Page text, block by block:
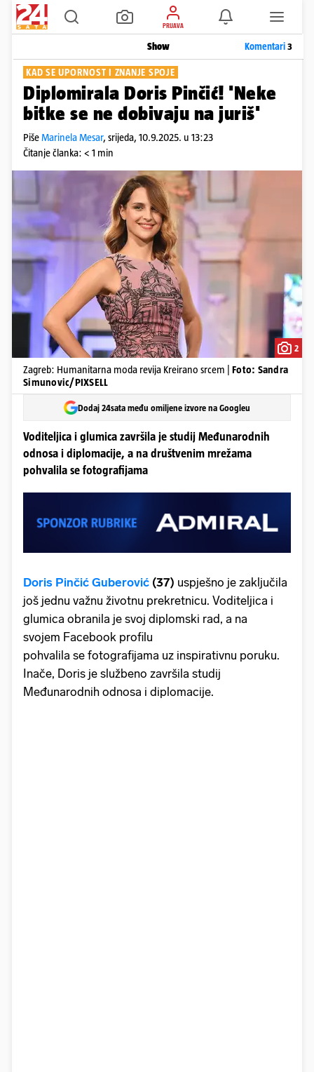
PRIJAVA
Show Komentari3
KAD SE UPORNOST I ZNANJE SPOJE
Diplomirala Doris Pinčić! 'Neke
bitke se ne dobivaju na juriš'
PišeMarinela Mesar, srijeda, 10.9.2025. u 13:23
Čitanje članka: < 1 min
2
Zagreb: Humanitarna moda revija Kreirano srcem | Foto: Sandra
Simunovic/PIXSELL
Dodaj 24sata među omiljene izvore na Googleu
Voditeljica i glumica završila je studij Međunarodnih
odnosa i diplomacije, a na društvenim mrežama
pohvalila se fotografijama
Doris Pinčić Guberović (37) uspješno je zaključila
još jednu važnu životnu prekretnicu. Voditeljica i
glumica obranila je svoj diplomski rad, a na
svojem Facebook profilu
pohvalila se fotografijama uz inspirativnu poruku.
Inače, Doris je službeno završila studij
Međunarodnih odnosa i diplomacije.